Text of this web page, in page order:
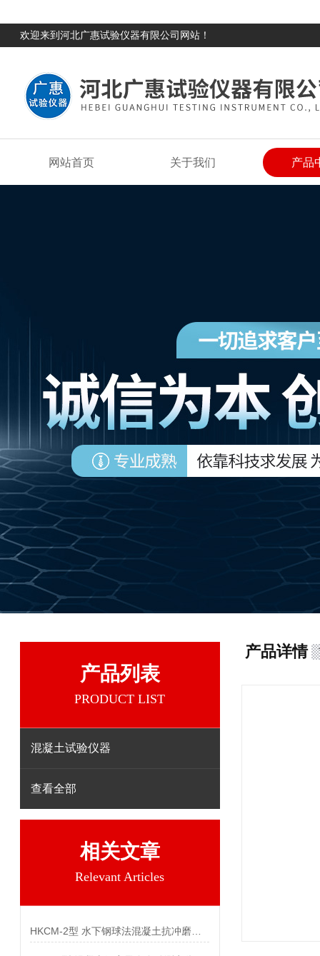
欢迎来到河北广惠试验仪器有限公司网站！
网站首页 关于我们 产品
产品列表
PRODUCT LIST
混凝土试验仪器
查看全部
相关文章
Relevant Articles
产品详情